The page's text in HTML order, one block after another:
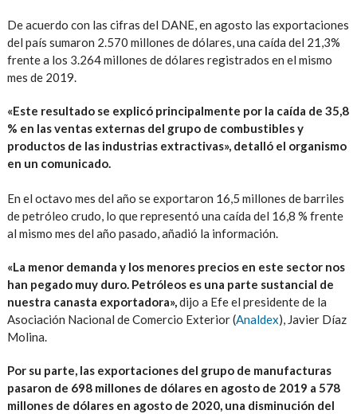
De acuerdo con las cifras del DANE, en agosto las exportaciones
del país sumaron 2.570 millones de dólares, una caída del 21,3%
frente a los 3.264 millones de dólares registrados en el mismo
mes de 2019.
«Este resultado se explicó principalmente por la caída de 35,8
% en las ventas externas del grupo de combustibles y
productos de las industrias extractivas», detalló el organismo
en un comunicado.
En el octavo mes del año se exportaron 16,5 millones de barriles
de petróleo crudo, lo que representó una caída del 16,8 % frente
al mismo mes del año pasado, añadió la información.
«La menor demanda y los menores precios en este sector nos
han pegado muy duro. Petróleos es una parte sustancial de
nuestra canasta exportadora»,dijo a Efe el presidente de la
Asociación Nacional de Comercio Exterior (Analdex), Javier Díaz
Molina.
Por su parte, las exportaciones del grupo de manufacturas
pasaron de 698 millones de dólares en agosto de 2019 a 578
millones de dólares en agosto de 2020, una disminución del